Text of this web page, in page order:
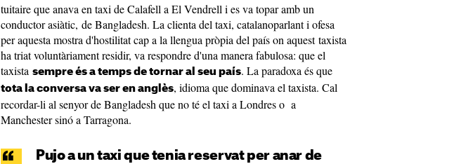
tuitaire que anava en taxi de Calafell a El Vendrell i es va topar amb un
conductor asiàtic, de Bangladesh. La clienta del taxi, catalanoparlant i ofesa
per aquesta mostra d'hostilitat cap a la llengua pròpia del país on aquest taxista
ha triat voluntàriament residir, va respondre d'una manera fabulosa: que el
taxista sempre és a temps de tornar al seu país. La paradoxa és que
tota la conversa va ser en anglès, idioma que dominava el taxista. Cal
recordar-li al senyor de Bangladesh que no té el taxi a Londres o a
Manchester sinó a Tarragona.
Pujo a un taxi que tenia reservat per anar de